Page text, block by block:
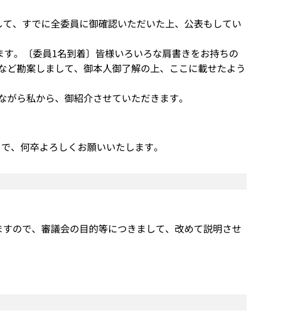
、すでに全委員に御確認いただいた上、公表もしてい
。〔委員1名到着〕皆様いろいろな肩書きをお持ちの
勘案しまして、御本人御了解の上、ここに載せたよう
ら私から、御紹介させていただきます。
、何卒よろしくお願いいたします。
ので、審議会の目的等につきまして、改めて説明させ